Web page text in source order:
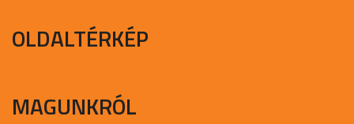
OLDALTÉRKÉP
MAGUNKRÓL